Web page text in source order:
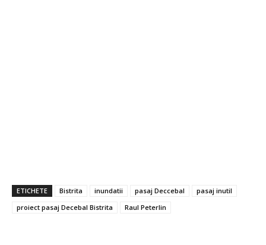
ETICHETE Bistrita inundatii pasaj Deccebal
pasaj inutil
proiect pasaj Decebal Bistrita
Raul Peterlin